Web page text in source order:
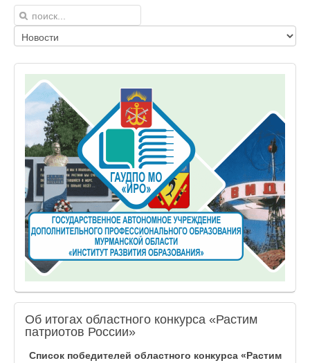
Об итогах областного конкурса «Растим
патриотов России»
Список победителей областного конкурса «Растим